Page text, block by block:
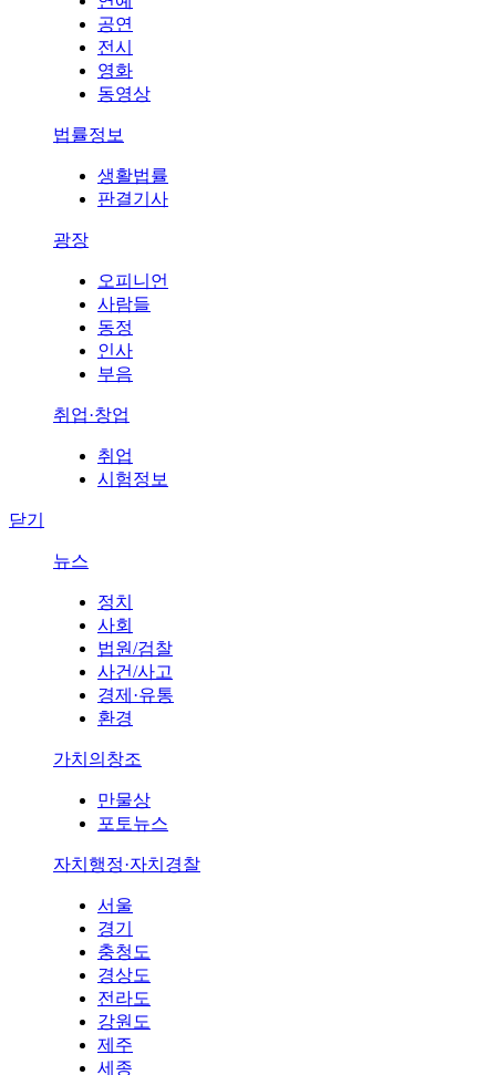
공연
전시
영화
동영상
법률정보
생활법률
판결기사
광장
오피니언
사람들
동정
인사
부음
취업·창업
취업
시험정보
닫기
뉴스
정치
사회
법원/검찰
사건/사고
경제·유통
환경
가치의창조
만물상
포토뉴스
자치행정·자치경찰
서울
경기
충청도
경상도
전라도
강원도
제주
세종